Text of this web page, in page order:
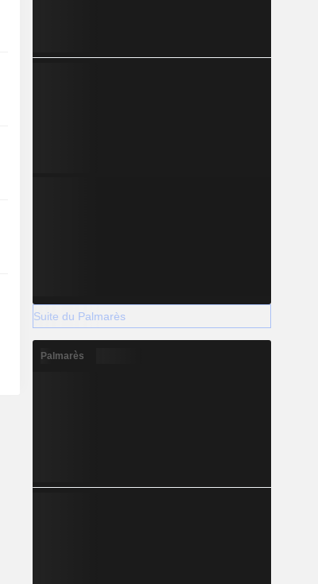
Suite du Palmarès
Palmarès